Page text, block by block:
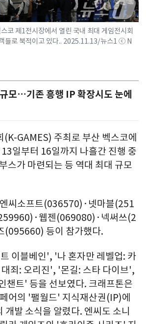
코 제1전시장에서 열린 국내 최대 게임전시회
들로 북적이고 있다.. 2025.11.13/뉴스1 ⓒ N
모…기존 흥행 IP 확장시도 눈에
GAMES) 주최로 부산 벡스코에
일부터 16일까지 나흘간 진행 중
스가 마련되는 등 역대 최대 규모
씨소프트(036570)·넷마블(251
웹젠(069080)·넥써쓰(2
(095660) 등이 참가했다.
이블베인', '나 혼자만 레벨업: 카
죄: 오리진', '몬길: 스타 다이브',
챈트' 등을 선보였다. 크래프톤은
어의 '팰월드' 지식재산권(IP)에
발 소식을 알렸다. 엔씨도 소니